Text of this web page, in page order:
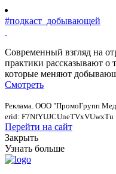
#подкаст_добывающей
Современный взгляд на
практики рассказывают о
которые меняют
Смотреть
Реклама. ООО "ПромоГрупп
erid: F7NfYUJCUneTVxVUwxTu
Перейти на сайт
Закрыть
Узнать больше